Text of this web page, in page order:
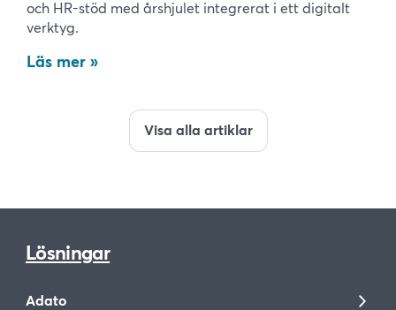
och HR-stöd med årshjulet integrerat i ett digitalt
verktyg.
Läs mer
Visa alla artiklar
Lösningar
Adato